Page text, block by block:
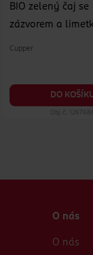
BIO zelený čaj se
zázvorem a
Cupper
DO
Obj. č.: 1267686
O nás
O nás